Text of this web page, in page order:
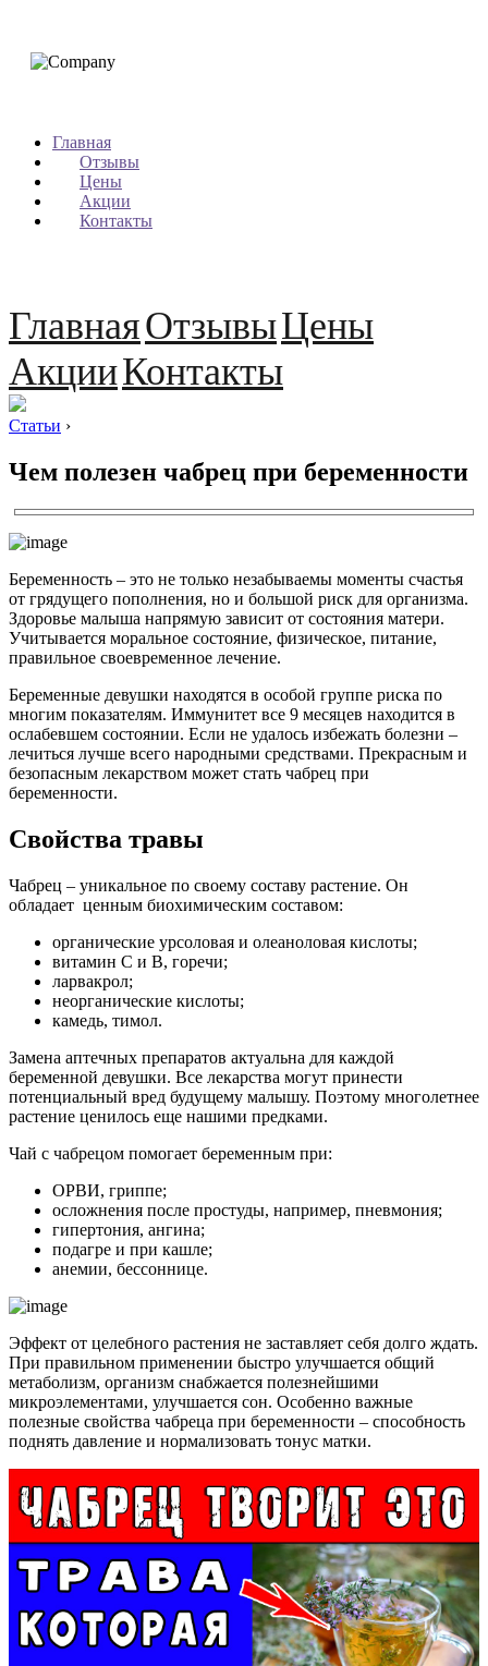
Главная
Отзывы
Цены
Акции
Контакты
ГлавнаяОтзывыЦены
АкцииКонтакты
Статьи ›
Чем полезен чабрец при беременности
Беременность – это не только незабываемы моменты счастья
от грядущего пополнения, но и большой риск для организма.
Здоровье малыша напрямую зависит от состояния матери.
Учитывается моральное состояние, физическое, питание,
правильное своевременное лечение.
Беременные девушки находятся в особой группе риска по
многим показателям. Иммунитет все 9 месяцев находится в
ослабевшем состоянии. Если не удалось избежать болезни –
лечиться лучше всего народными средствами. Прекрасным и
безопасным лекарством может стать чабрец при
беременности.
Свойства травы
Чабрец – уникальное по своему составу растение. Он
обладает ценным биохимическим составом:
органические урсоловая и олеаноловая кислоты;
витамин С и В, горечи;
ларвакрол;
неорганические кислоты;
камедь, тимол.
Замена аптечных препаратов актуальна для каждой
беременной девушки. Все лекарства могут принести
потенциальный вред будущему малышу. Поэтому многолетнее
растение ценилось еще нашими предками.
Чай с чабрецом помогает беременным при:
ОРВИ, гриппе;
осложнения после простуды, например, пневмония;
гипертония, ангина;
подагре и при кашле;
анемии, бессоннице.
Эффект от целебного растения не заставляет себя долго ждать.
При правильном применении быстро улучшается общий
метаболизм, организм снабжается полезнейшими
микроэлементами, улучшается сон. Особенно важные
полезные свойства чабреца при беременности – способность
поднять давление и нормализовать тонус матки.